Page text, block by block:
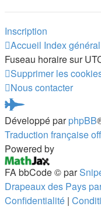
Inscription
Accueil Index général
Fuseau horaire sur
Supprimer les
Nous contacter
Pardus.at
(S’ouvre
dans
un
nouvel
onglet)
Développé parphpBB
Traduction française
Powered by
FA bbCode ©par
Drapeaux des Pays
Confidentialité |